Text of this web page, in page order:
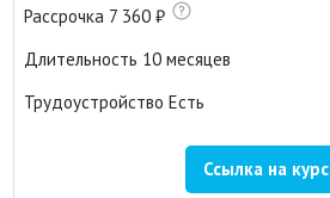
Рассрочка 7 360
Длительность 10 месяцев
Трудоустройство Есть
Ссылка на курс